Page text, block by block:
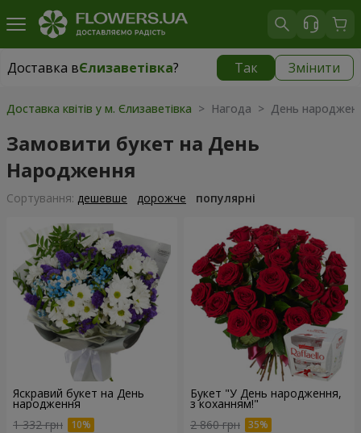
Доставка вЄлизаветівка? Так Змінити
Доставка вЄлизаветівка| безкоштовно
Доставка квітів у м. Єлизаветівка > Нагода > День
Замовити букет на День
Народження
Сортування: дешевше дорожче популярні
Яскравий букет на День
народження
1 332 грн
Букет "У День народження,
з коханням!"
2 860 грн